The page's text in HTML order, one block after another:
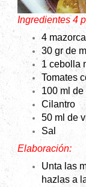
Ingredientes 4
4
30 gr de
1 cebolla
Tomates
100 ml
Cilantro
50 ml de
Sal
Elaboración:
Unta las
hazlas a